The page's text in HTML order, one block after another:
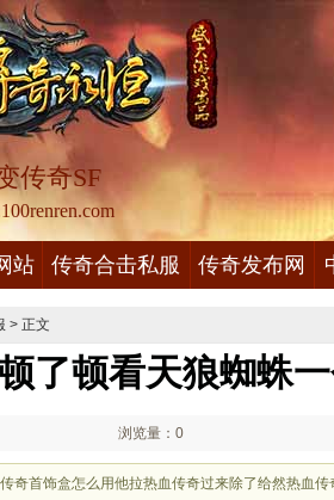
传奇SF
站 传奇合击私服 传奇发布网
> 正文
了顿看天狼蜘蛛
浏览量：0
奇首饰盒怎么用他拉热血传奇过来除了给然热血